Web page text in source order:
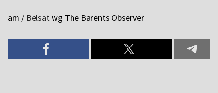
am / Belsatwg The Barents Observer